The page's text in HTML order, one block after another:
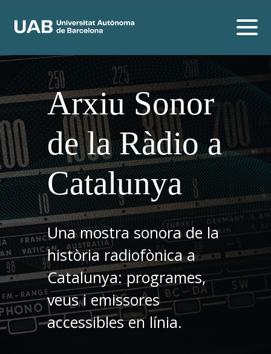
Arxiu Sonor
de la Ràdio a
Catalunya
Una mostra sonora de la
història radiofònica a
Catalunya: programes,
veus i emissores
accessibles en línia.